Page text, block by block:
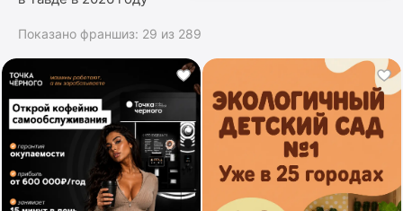
Показано франшиз: 29 из 289